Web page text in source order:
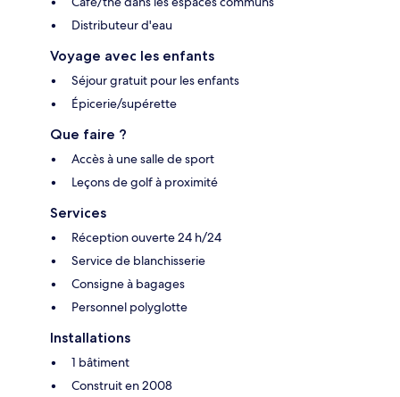
Distributeur d'eau
Voyage avec les enfants
Séjour gratuit pour les enfants
Épicerie/supérette
Que faire ?
Accès à une salle de sport
Leçons de golf à proximité
Services
Réception ouverte 24 h/24
Service de blanchisserie
Consigne à bagages
Personnel polyglotte
Installations
1 bâtiment
Construit en 2008